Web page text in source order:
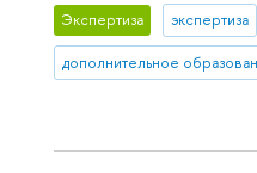
Экспертиза экспертиза
дополнительное